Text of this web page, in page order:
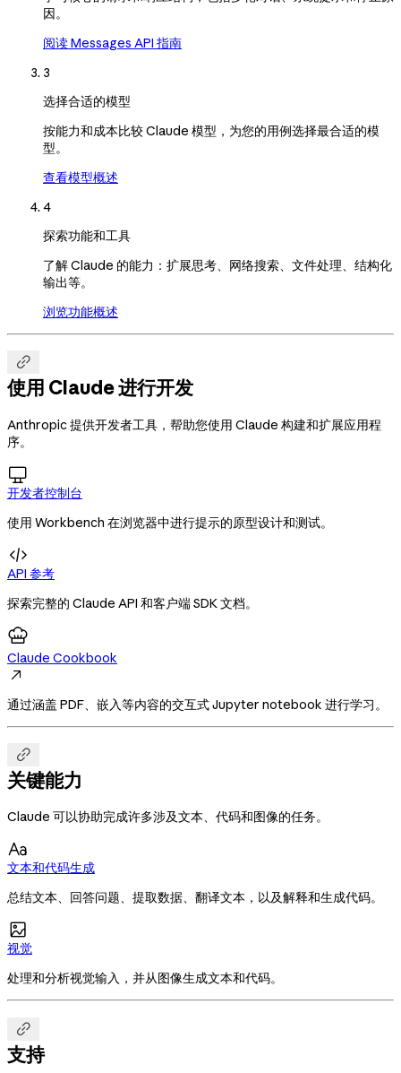
因。
阅读 Messages API 指南
3
选择合适的模型
按能力和成本比较 Claude 模型，为您的用例选择最合适的模
型。
查看模型概述
4
探索功能和工具
了解 Claude 的能力：扩展思考、网络搜索、文件处理、结构化
输出等。
浏览功能概述

使用 Claude 进行开发
Anthropic 提供开发者工具，帮助您使用 Claude 构建和扩展应用程
序。

开发者控制台
使用 Workbench 在浏览器中进行提示的原型设计和测试。

API 参考
探索完整的 Claude API 和客户端 SDK 文档。
Claude Cookbook

通过涵盖 PDF、嵌入等内容的交互式 Jupyter notebook 进行学习。

关键能力
Claude 可以协助完成许多涉及文本、代码和图像的任务。

文本和代码生成
总结文本、回答问题、提取数据、翻译文本，以及解释和生成代码。

视觉
处理和分析视觉输入，并从图像生成文本和代码。

支持